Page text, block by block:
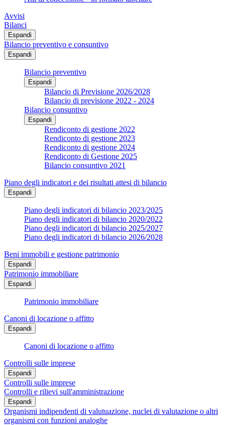
Avvisi
Bilanci
Espandi
Bilancio preventivo e consuntivo
Espandi
Bilancio preventivo
Espandi
Bilancio di Previsione 2026/2028
Bilancio di previsione 2022 - 2024
Bilancio consuntivo
Espandi
Rendiconto di gestione 2022
Rendiconto di gestione 2023
Rendiconto di gestione 2024
Rendiconto di Gestione 2025
Bilancio consuntivo 2021
Piano degli indicatori e dei risultati attesi di bilancio
Espandi
Piano degli indicatori di bilancio 2023/2025
Piano degli indicatori di bilancio 2020/2022
Piano degli indicatori di bilancio 2025/2027
Piano degli indicatori di bilancio 2026/2028
Beni immobili e gestione patrimonio
Espandi
Patrimonio immobiliare
Espandi
Patrimonio immobiliare
Canoni di locazione o affitto
Espandi
Canoni di locazione o affitto
Controlli sulle imprese
Espandi
Controlli sulle imprese
Controlli e rilievi sull'amministrazione
Espandi
Organismi indipendenti di valutuazione, nuclei di valutazione o altri
organismi con funzioni analoghe